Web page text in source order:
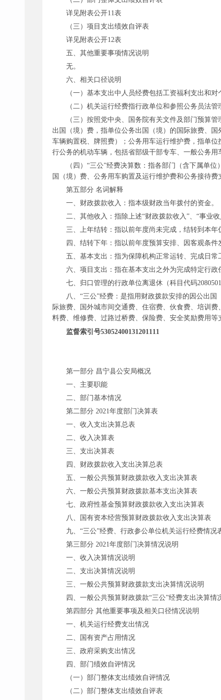
详见附表公开11表
（三）项目支出绩效自评表
详见附表公开12表
五、其他重要事项情况说明
无。
六、相关口径说明
（一）基本支出中人员经费包括工资福利支出和
（二）机关运行经费指行政单位和参照公务员法
（三）按照党中央、国务院有关文件及部门预算管
出国（境）费，指单位公务出国（境）的国际旅费、
车辆购置税、牌照费）；公务用车运行维护费，指单
行公务的机动车辆，包括省部级干部专车、一般公务
（四） “三公”经费决算数：指各部门（含下属单
国（境）费、公务用车购置及运行维护费和公务接待
第五部分 名词解释
一、财政拨款收入：指本级财政当年拨付的资金。
二、其他收入：指除上述“财政拨款收入”、“事业
三、上年结转：指以前年度尚未完成，结转到本
四、结转下年：指以前年度预算安排、因客观条
五、基本支出：指为保障机构正常运转、完成日
六、项目支出：指在基本支出之外为完成特定行
七、归口管理的行政单位离退休（科目代码
八、 “三公”经费：是指用财政拨款安排的因公出国
际旅费、国外城市间交通费、住宿费、伙食费、培训
料费、维修费、过路过桥费、保险费、安全奖励费用
监督索引号53052400131201111
第一部分 昌宁县公安局概况
一、主要职能
二、部门基本情况
第二部分 2021年度部门决算表
一、收入支出决算总表
二、收入决算表
三、支出决算表
四、财政拨款收入支出决算总表
五、一般公共预算财政拨款收入支出决算表
六、一般公共预算财政拨款基本支出决算表
七、政府性基金预算财政拨款收入支出决算表
八、国有资本经营预算财政拨款收入支出决算表
九、 “三公”经费、行政参公单位机关运行经费情况
第三部分 2021年度部门决算情况说明
一、收入决算情况说明
二、支出决算情况说明
三、一般公共预算财政拨款支出决算情况说明
四、一般公共预算财政拨款“三公”经费支出决算情
第四部分 其他重要事项及相关口径情况说明
一、机关运行经费支出情况
二、国有资产占用情况
三、政府采购支出情况
四、部门绩效自评情况
（一）部门整体支出绩效自评情况
（二）部门整体支出绩效自评表